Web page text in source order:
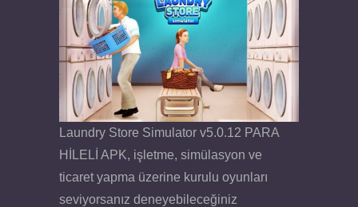
Laundry Store Simulator v5.0.12 PARA
HİLELİ APK, işletme, simülasyon ve
ticaret yapma üzerine kurulu oyunları
seviyorsanız deneyebileceğiniz